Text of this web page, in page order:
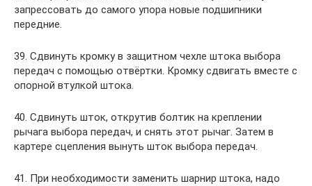
запрессовать до самого упора новые подшипники
передние.
39. Сдвинуть кромку в защитном чехле штока выбора
передач с помощью отвёртки. Кромку сдвигать вместе с
опорной втулкой штока.
40. Сдвинуть шток, открутив болтик на креплении
рычага выбора передач, и снять этот рычаг. Затем в
картере сцепления вынуть шток выбора передач.
41. При необходимости заменить шарнир штока, надо